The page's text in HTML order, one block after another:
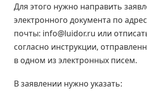
Для этого нужно направить
электронного документа по
почты: info@luidor.ru или
согласно инструкции,
в одном из электронных писем.
В заявлении нужно указать: